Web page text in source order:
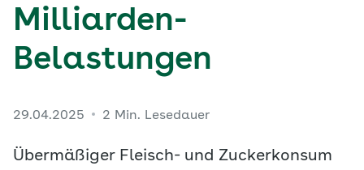
Milliarden-
Belastungen
29.04.2025 2 Min. Lesedauer
Übermäßiger Fleisch- und Zuckerkonsum